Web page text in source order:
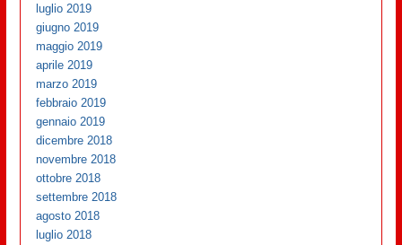
luglio 2019
giugno 2019
maggio 2019
aprile 2019
marzo 2019
febbraio 2019
gennaio 2019
dicembre 2018
novembre 2018
ottobre 2018
settembre 2018
agosto 2018
luglio 2018